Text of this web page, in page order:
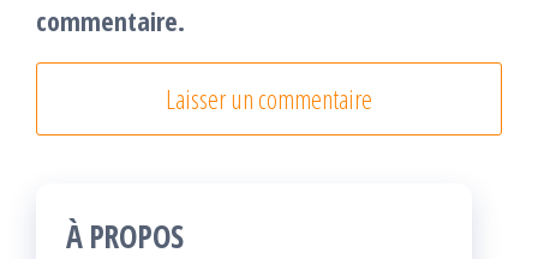
commentaire.
À PROPOS